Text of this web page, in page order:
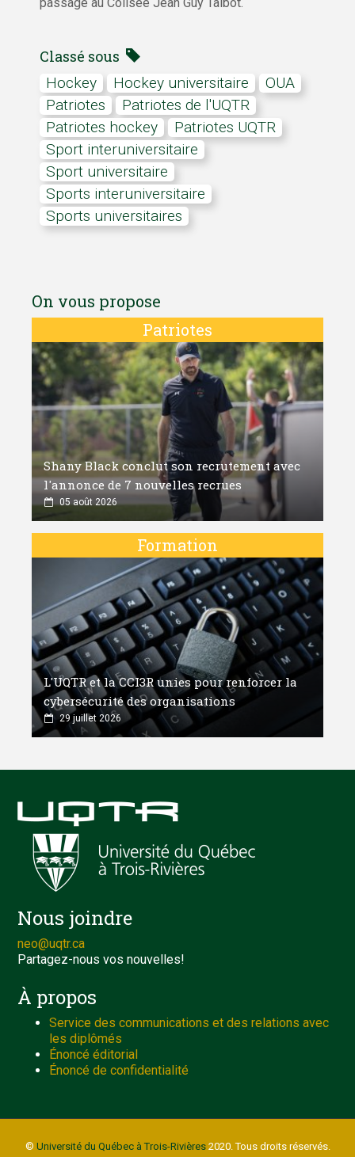
Classé sous
hockey Hockey universitaire
OUA
Patriotes
Patriotes de l'UQTR
Patriotes hockey
Patriotes UQTR
Sport interuniversitaire
sport universitaire
sports interuniversitaire
Sports universitaires
On vous propose
Patriotes
Shany Black conclut son recrutement avec
l'annonce de 7 nouvelles recrues
05 août 2026
Formation
L'UQTR et la CCI3R unies pour renforcer la
cybersécurité des organisations
29 juillet 2026
Nous joindre
neo@uqtr.ca
Partagez-nous vos nouvelles!
À propos
Service des communications et des relations avec
les diplômés
Énoncé éditorial
Énoncé de confidentialité
© Université du Québec à Trois-Rivières2020. Tous droits réservés.